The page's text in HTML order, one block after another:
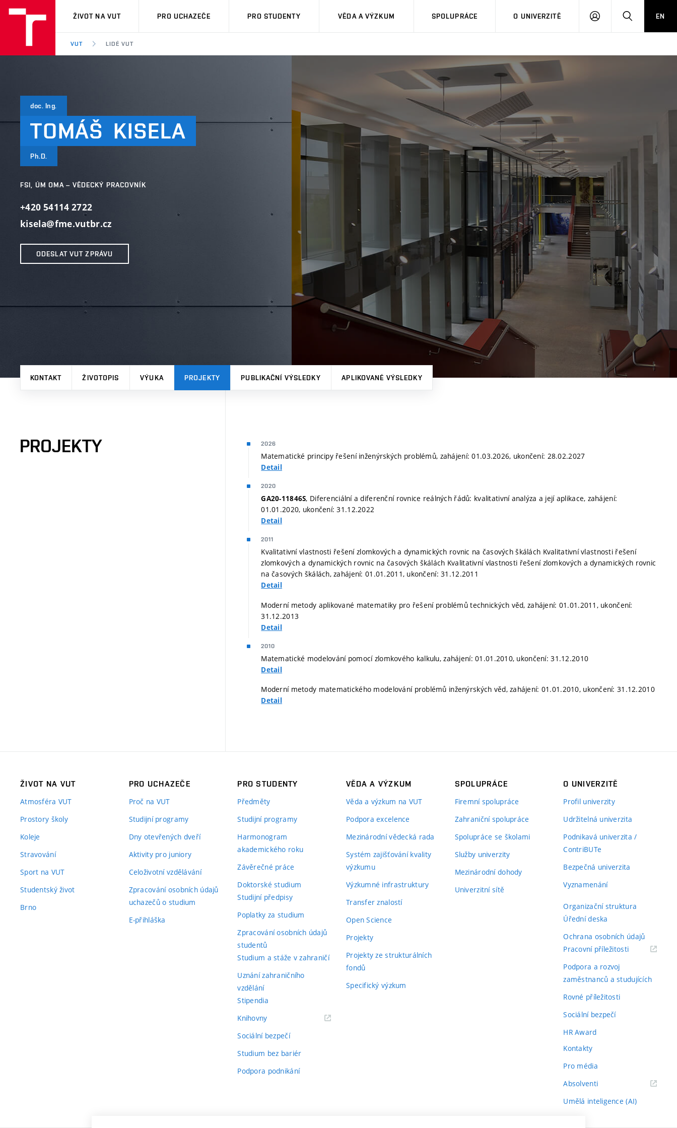
VUT
ŽIVOT NA VUT PRO UCHAZEČE PRO STUDENTY VĚDA A VÝZKUM SPOLUPRÁCE O UNIVERZITĚ
PŘIHLÁSIT HLEDATEN
VUT LIDÉ VUT
doc. Ing.
TOMÁŠ KISELA
Ph.D.
FSI, ÚM OMA – VĚDECKÝ PRACOVNÍK
+420 54114 2722
kisela@fme.vutbr.cz
ODESLAT VUT ZPRÁVU
KONTAKT ŽIVOTOPIS VÝUKA PROJEKTY PUBLIKAČNÍ VÝSLEDKY APLIKOVANÉ VÝSLEDKY
PROJEKTY 2026
Matematické principy řešení inženýrských problémů, zahájení: 01.03.2026, ukončení: 28.02.2027
Detail
2020
GA20-11846S, Diferenciální a diferenční rovnice reálných řádů: kvalitativní analýza a její aplikace, zahájení:
01.01.2020, ukončení: 31.12.2022
Detail
2011
Kvalitativní vlastnosti řešení zlomkových a dynamických rovnic na časových škálách Kvalitativní vlastnosti řešení
zlomkových a dynamických rovnic na časových škálách Kvalitativní vlastnosti řešení zlomkových a dynamických rovnic
na časových škálách, zahájení: 01.01.2011, ukončení: 31.12.2011
Detail
Moderní metody aplikované matematiky pro řešení problémů technických věd, zahájení: 01.01.2011, ukončení:
31.12.2013
Detail
2010
Matematické modelování pomocí zlomkového kalkulu, zahájení: 01.01.2010, ukončení: 31.12.2010
Detail
Moderní metody matematického modelování problémů inženýrských věd, zahájení: 01.01.2010, ukončení: 31.12.2010
Detail
ŽIVOT NA VUT
Atmosféra VUT
Prostory školy
Koleje
Stravování
Sport na VUT
Studentský život
Brno
PRO UCHAZEČE
Proč na VUT
Studijní programy
Dny otevřených dveří
Aktivity pro juniory
Celoživotní vzdělávání
Zpracování osobních údajů
uchazečů o studium
E-přihláška
PRO STUDENTY
Předměty
Studijní programy
Harmonogram
akademického roku
Závěrečné práce
Doktorské studium
Studijní předpisy
Poplatky za studium
Zpracování osobních údajů
studentů
Studium a stáže v zahraničí
Uznání zahraničního
vzdělání
Stipendia
Knihovny(externí
Sociální bezpečí
Studium bez bariér
Podpora podnikání
VĚDA A VÝZKUM
Věda a výzkum na VUT
Podpora excelence
Mezinárodní vědecká rada
Systém zajišťování kvality
výzkumu
Výzkumné infrastruktury
Transfer znalostí
Open Science
Projekty
Projekty ze strukturálních
fondů
Specifický výzkum
SPOLUPRÁCE
Firemní spolupráce
Zahraniční spolupráce
Spolupráce se školami
Služby univerzity
Mezinárodní dohody
Univerzitní sítě
O UNIVERZITĚ
Profil univerzity
Udržitelná univerzita
Podnikavá univerzita /
ContriBUTe
Bezpečná univerzita
Vyznamenání
Organizační struktura
Úřední deska
Ochrana osobních údajů
Pracovní příležitosti(externí
Podpora a rozvoj
zaměstnanců a studujících
Rovné příležitosti
Sociální bezpečí
HR Award
Kontakty
Pro média
Absolventi(externí
Umělá inteligence (AI)